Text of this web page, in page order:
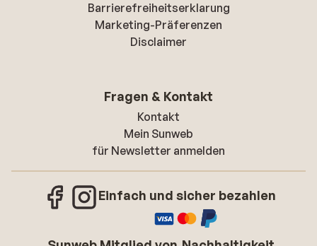
Barrierefreiheitserklarung
Marketing-Präferenzen
Disclaimer
Fragen & Kontakt
Kontakt
Mein Sunweb
für Newsletter anmelden
Einfach und sicher bezahlen